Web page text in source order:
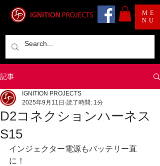
ME
NU
記事
D2コネクションハーネス
S15
IGNITION PROJECTS
2025年9月11日 読了時間: 1分
インジェクター電源もバッテリー直
に！